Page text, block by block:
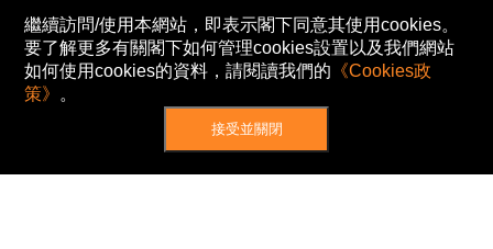
繼續訪問/使用本網站，即表示閣下同意其使用cookies。
要了解更多有關閣下如何管理cookies設置以及我們網站
如何使用cookies的資料，請閱讀我們的 《Cookies政
策》 。
接受並關閉